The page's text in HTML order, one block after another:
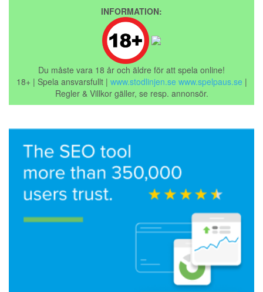
INFORMATION:
Du måste vara 18 år och äldre för att spela online!
18+ | Spela ansvarsfullt | www.stodlinjen.se www.spelpaus.se |
Regler & Villkor gäller, se resp. annonsör.